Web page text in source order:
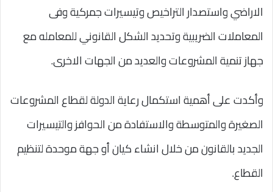
الاراضي واستصدار التراخيص وتيسيرات جمركية وفى
المعاملات الضريبية وتحديد الشكل القانوني للمعامله مع
جهاز تنمية المشروعات والعديد من الجهات الاخرى.
وأكدت على أهمية استكمال رعاية الدولة لقطاع المشروعات
الصغيرة والمتوسطة والاستفادة من الحوافز والتيسيرات
الجديد بالقانون من خلال انشاء كيان أو جهة موحدة لتنظيم
القطاع.